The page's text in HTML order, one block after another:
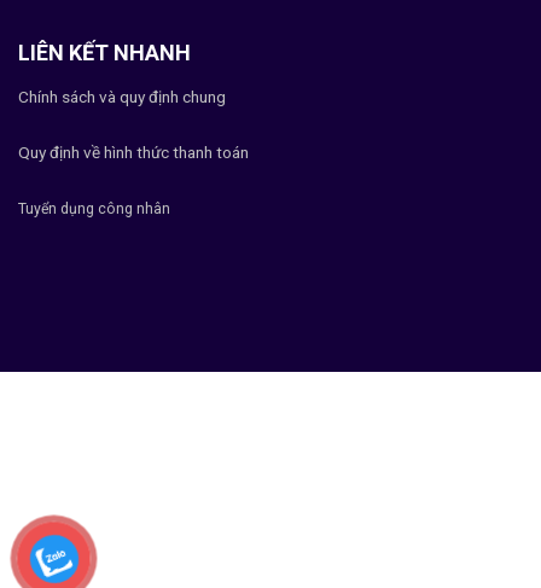
LIÊN KẾT NHANH
Chính sách và quy định chung
Quy định về hình thức thanh toán
Tuyển dụng công nhân